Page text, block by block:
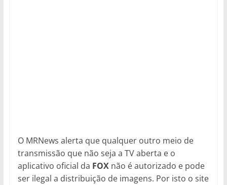
O MRNews alerta que qualquer outro meio de
transmissão que não seja a TV aberta e o
aplicativo oficial da FOXnão é autorizado e pode
ser ilegal a distribuição de imagens. Por isto o site